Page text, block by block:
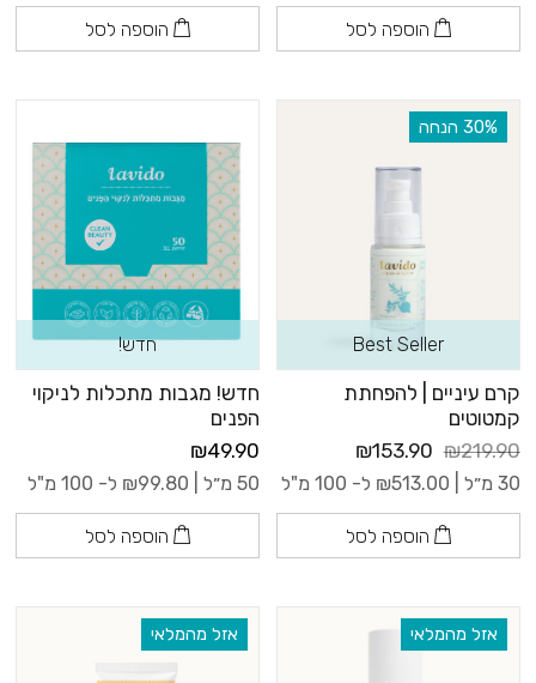
הוספה לסל הוספה לסל
‫30% הנחה
Best Seller
קרם עיניים | להפחתת
קמטוטים
₪219.90
₪153.90
30 מ״ל | ₪513.00 ל- 100 מ"ל
הוספה לסל
חדש!
חדש! מגבות מתכלות לניקוי
הפנים
₪49.90
50 מ״ל | ₪99.80 ל- 100 מ"ל
הוספה לסל
אזל מהמלאי אזל מהמלאי